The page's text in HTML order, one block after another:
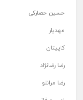
حسین حصارکی
مهدیار
کاپیتان
رضا رضانژاد
رضا مرانلو